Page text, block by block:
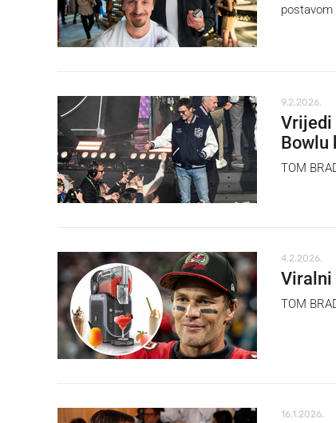
postavom
9.2.2026.
Vrijedi
Bowlu
TOM
4.2.2026.
Viralni
TOM
16.1.2026.